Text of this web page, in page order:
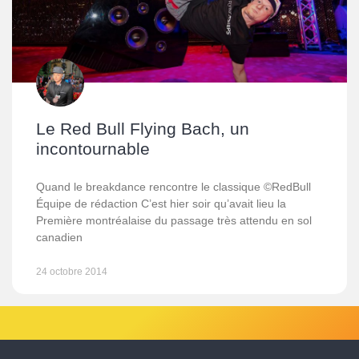
Le Red Bull Flying Bach, un
incontournable
Quand le breakdance rencontre le classique ©RedBull
Équipe de rédaction C’est hier soir qu’avait lieu la
Première montréalaise du passage très attendu en sol
canadien
24 octobre 2014